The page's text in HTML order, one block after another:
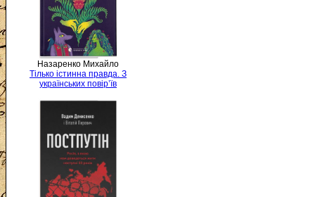
Назаренко Михайло
Тілько істинна правда. З
українських повір’їв